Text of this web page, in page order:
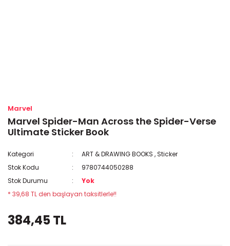
Marvel
Marvel Spider-Man Across the Spider-Verse
Ultimate Sticker Book
Kategori ART & DRAWING BOOKS ,Sticker
Stok Kodu
9780744050288
Stok Durumu
Yok
* 39,68 TL den başlayan taksitlerle!!
384,45 TL